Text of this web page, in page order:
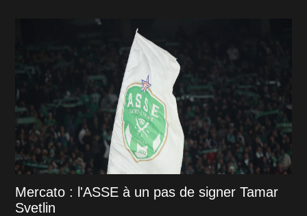
Mercato : l'ASSE à un pas de signer Tamar
Svetlin